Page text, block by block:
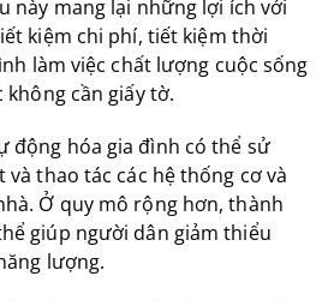
này mang lại những lợi ích với
kiệm chi phí, tiết kiệm thời
làm việc chất lượng cuộc sống
cần giấy tờ.
động hóa gia đình có thể sử
và thao tác các hệ thống cơ và
Ở quy mô rộng hơn, thành
giúp người dân giảm thiểu
lượng.